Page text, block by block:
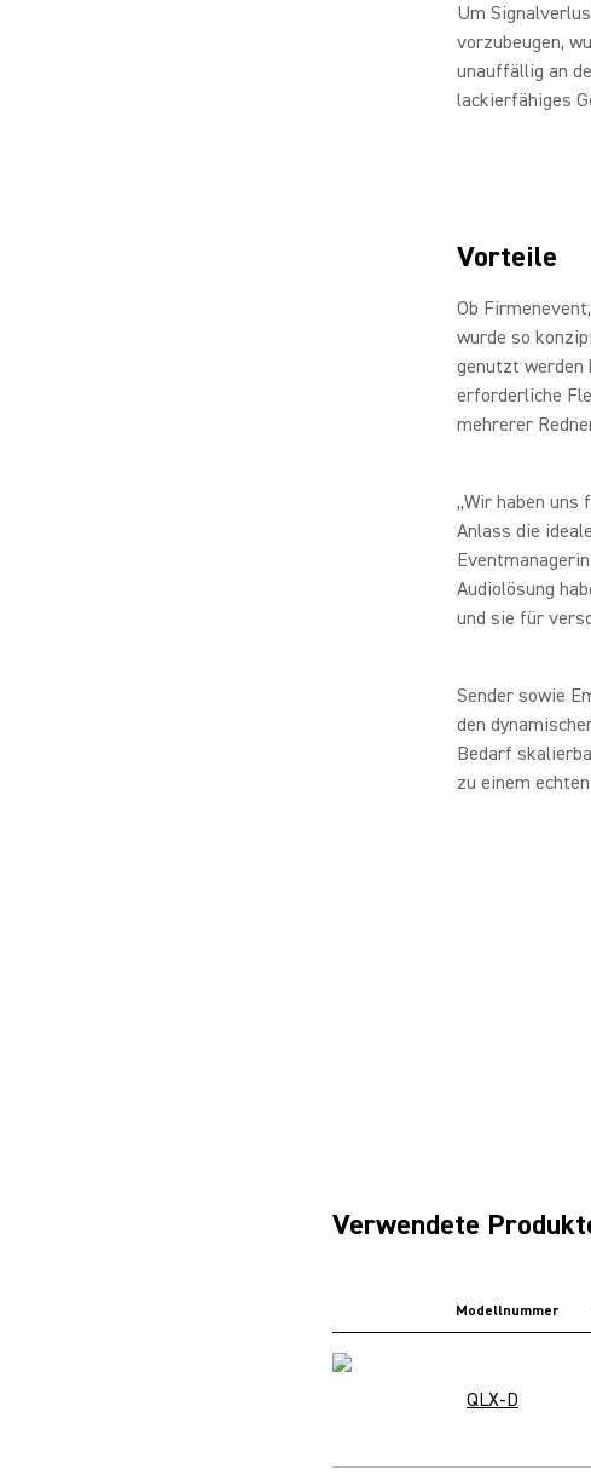
Um
vorzubeugen,
unauffällig an
lackierfähiges
Vorteile
Ob
wurde so
genutzt werden
erforderliche
mehrerer
„Wir haben
Anlass die
Audiolösung
und sie für
Sender sowie
den
Bedarf
zu einem
Verwendete
Modellnummer
QLX-D